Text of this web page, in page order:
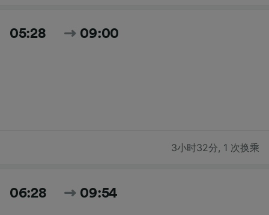
05:28 09:00
3小时32分, 1 次换乘
06:28 09:54